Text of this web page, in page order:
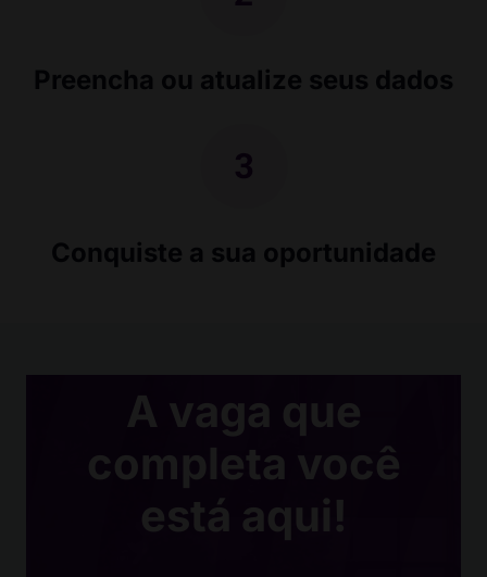
Preencha ou atualize seus dados
Conquiste a sua oportunidade
A vaga que
completa você
está aqui!